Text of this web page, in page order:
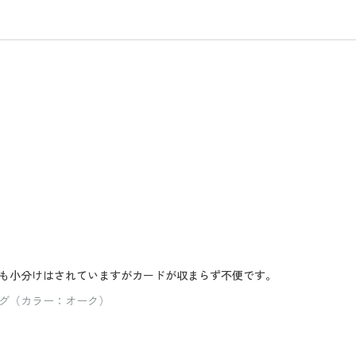
分けはされていますがカードが収まらず不便です。
カラー：オーク）